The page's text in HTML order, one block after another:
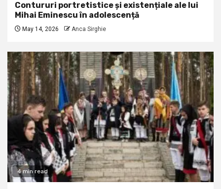
Contururi portretistice și existențiale ale lui
Mihai Eminescu în adolescență
May 14, 2026 Anca Sirghie
4 min read